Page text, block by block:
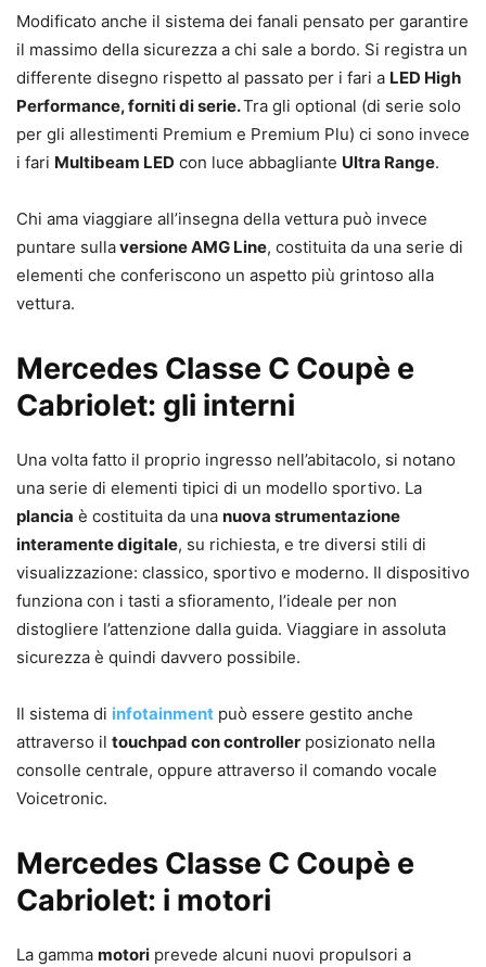
Modificato anche il sistema dei fanali pensato per garantire
il massimo della sicurezza a chi sale a bordo. Si registra un
differente disegno rispetto al passato per i fari a LED High
Performance, forniti di serie.Tra gli optional (di serie solo
per gli allestimenti Premium e Premium Plu) ci sono invece
i fari Multibeam LED con luce abbagliante Ultra Range.
Chi ama viaggiare all’insegna della vettura può invece
puntare sullaversione AMG Line, costituita da una serie di
elementi che conferiscono un aspetto più grintoso alla
vettura.
Mercedes Classe C Coupè e
Cabriolet: gli interni
Una volta fatto il proprio ingresso nell’abitacolo, si notano
una serie di elementi tipici di un modello sportivo. La
plancia è costituita da una nuova strumentazione
interamente digitale, su richiesta, e tre diversi stili di
visualizzazione: classico, sportivo e moderno. Il dispositivo
funziona con i tasti a sfioramento, l’ideale per non
distogliere l’attenzione dalla guida. Viaggiare in assoluta
sicurezza è quindi davvero possibile.
Il sistema di infotainment può essere gestito anche
attraverso il touchpad con controller posizionato nella
consolle centrale, oppure attraverso il comando vocale
Voicetronic.
Mercedes Classe C Coupè e
Cabriolet: i motori
La gamma motori prevede alcuni nuovi propulsori a